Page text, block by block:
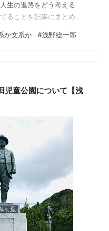
生の進路をどう考える
ることを記事にまとめま
どの事業を起こし、安田
治大正にかけての日本の
、成功したのちに浅野総
心の当時の日本教育では
幅広い知識と実践的指導
育と実用的な語学…
か文系か #浅野総一郎
児童公園について【浅